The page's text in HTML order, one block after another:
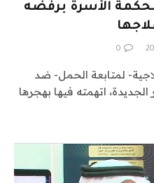
الأسرة برفضه
0
لمتابعة الحمل- ضد
اتهمته فيها بهجرها